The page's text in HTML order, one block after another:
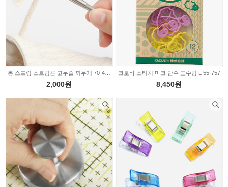
2,000원
크로바 스티치 마크 단수 표수링 L 55-757
8,450원